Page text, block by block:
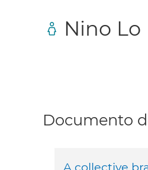
Nino Lo
Documento